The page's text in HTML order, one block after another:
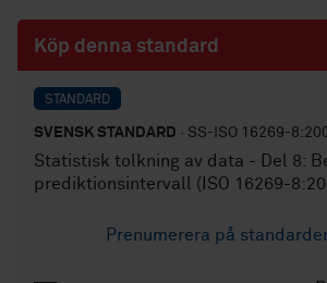
Köp denna standard
STANDARD
SVENSK STANDARD · SS-ISO 16269-
Statistisk tolkning av data - Del 8:
prediktionsintervall (ISO 16269-
Prenumerera på